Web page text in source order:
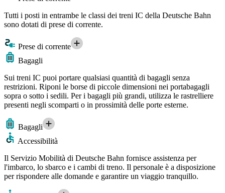
Tutti i posti in entrambe le classi dei treni IC della Deutsche Bahn
sono dotati di prese di corrente.
Prese di corrente
Bagagli
Sui treni IC puoi portare qualsiasi quantità di bagagli senza
restrizioni. Riponi le borse di piccole dimensioni nei portabagagli
sopra o sotto i sedili. Per i bagagli più grandi, utilizza le rastrelliere
presenti negli scomparti o in prossimità delle porte esterne.
Bagagli
Accessibilità
Il Servizio Mobilità di Deutsche Bahn fornisce assistenza per
l'imbarco, lo sbarco e i cambi di treno. Il personale è a disposizione
per rispondere alle domande e garantire un viaggio tranquillo.